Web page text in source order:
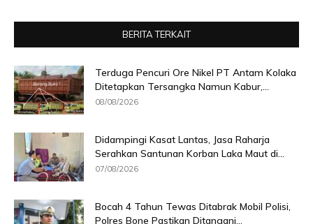
BERITA TERKAIT
Terduga Pencuri Ore Nikel PT Antam Kolaka
Ditetapkan Tersangka Namun Kabur,...
08/08/2026
Didampingi Kasat Lantas, Jasa Raharja
Serahkan Santunan Korban Laka Maut di...
07/08/2026
Bocah 4 Tahun Tewas Ditabrak Mobil Polisi,
Polres Bone Pastikan Ditangani...